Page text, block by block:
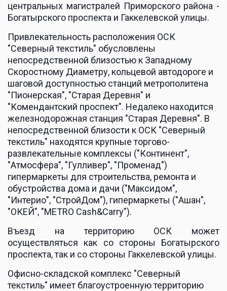
центральных магистралей Приморского района -
Богатырского проспекта и Гаккелевской улицы.
Привлекательност­­ь расположения ОСК
"Северный текстиль" обусловлены
непосредственной близостью к Западному
Скоростному Диаметру, кольцевой автодороге и
шаговой доступностью станций метрополитена
"Пионерская", "Старая Деревня"­ и
"Комендантский проспект". Недалеко находится
железнодорожная станция "Старая Деревня". В
непосредственной близости к ОСК "Северный
текстиль" находятся крупные торгово-
развлекательные комплексы ("Континент",
"Атмосфера", "Гулливер", "Променад")
гипермаркеты для строительства, ремонта и
обустройства дома и дачи ("Максидом",
"Интерио", "СтройДом"), гипермаркеты ("Ашан",
"ОКЕЙ", "МЕТRО Cash&Carry").
­Въезд на территорию ОСК может
осуществляться как со стороны Богатырского
проспекта, так и со стороны Гаккелевской улицы.­
Офисно-складской комплекс "Северный
текстиль" имеет благоустроенную территорию